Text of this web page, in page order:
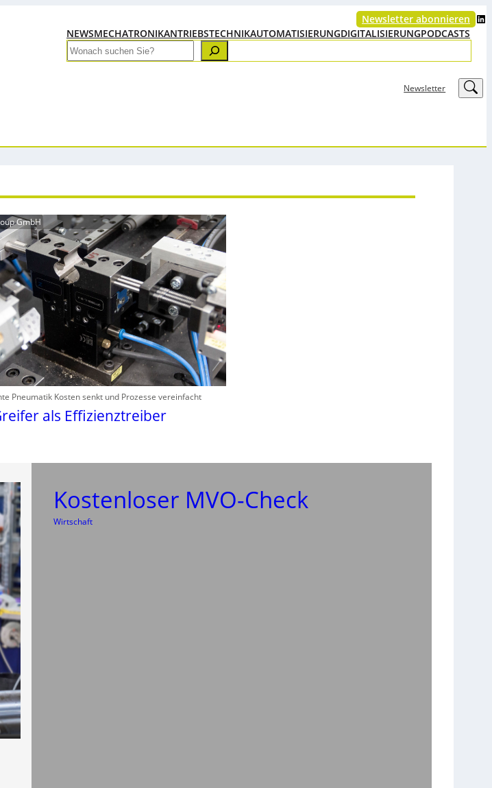
Newsletter abonnieren LinkedIn
NEWSMECHATRONIKANTRIEBSTECHNIKAUTOMATISIERUNGDIGITALISIERUNGPODCASTS
Search
Newsletter LinkedIn
GmbH
Pneumatik Kosten senkt und Prozesse vereinfacht
als Effizienztreiber
Kostenloser MVO-Check
Wirtschaft